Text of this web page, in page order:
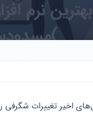
اخیر تغییرات شگرفی